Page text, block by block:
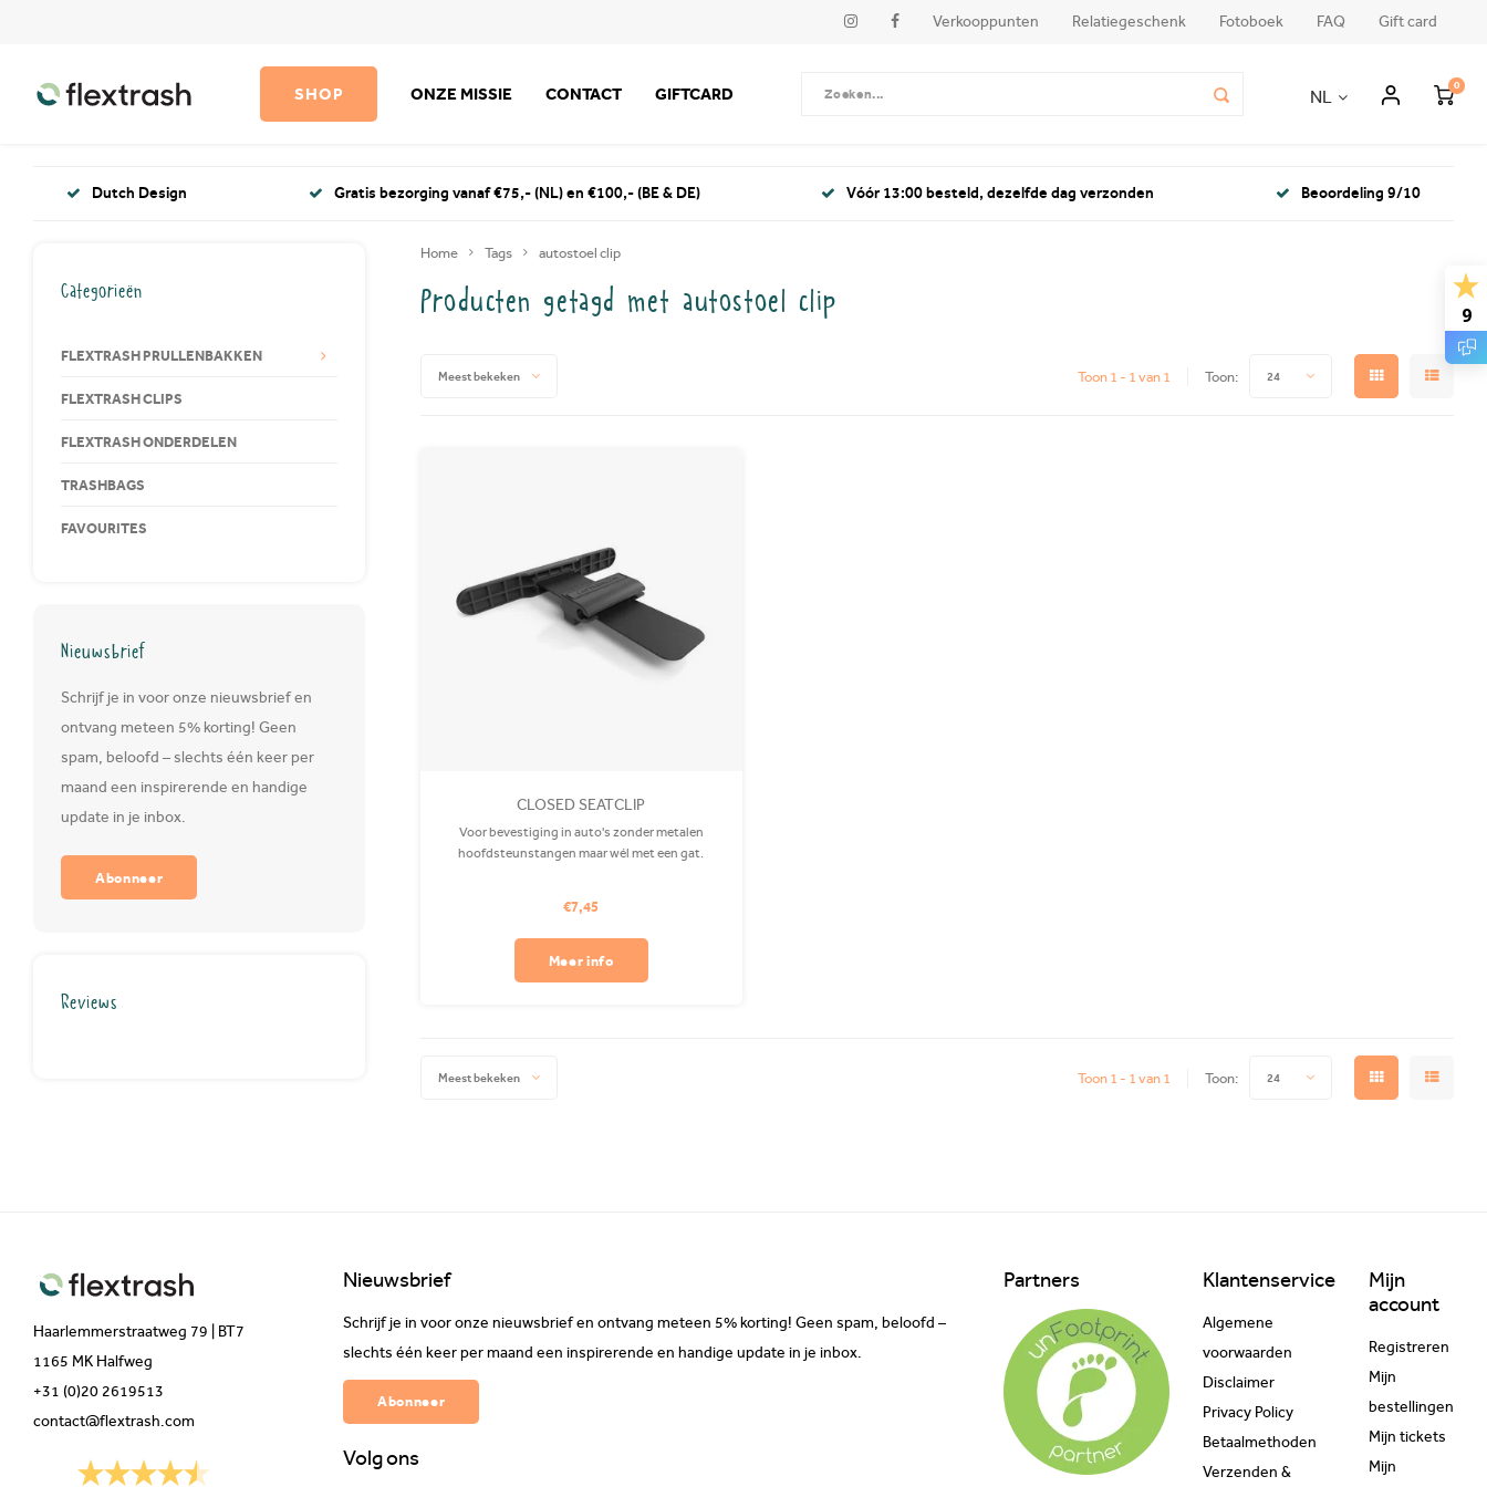
9
Verkooppunten Relatiegeschenk Fotoboek FAQ Gift card
SHOP ONZE MISSIE CONTACT GIFTCARD NL
0
Dutch Design Gratis bezorging vanaf €75,- (NL) en €100,- (BE & DE) Vóór 13:00 besteld, dezelfde dag verzonden Beoordeling 9/10
Categorieën
FLEXTRASH PRULLENBAKKEN
FLEXTRASH CLIPS
FLEXTRASH ONDERDELEN
TRASHBAGS
FAVOURITES
Nieuwsbrief
Schrijf je in voor onze nieuwsbrief en
ontvang meteen 5% korting! Geen
spam, beloofd – slechts één keer per
maand een inspirerende en handige
update in je inbox.
Abonneer
Reviews
Home Tags autostoel clip
Producten getagd met autostoel clip
Meest bekeken Toon 1 - 1 van 1 Toon: 24
CLOSED SEATCLIP
Voor bevestiging in auto's zonder metalen
hoofdsteunstangen maar wél met een gat.
€7,45
Meer info
Meest bekeken Toon 1 - 1 van 1 Toon: 24
Haarlemmerstraatweg 79 | BT7
1165 MK Halfweg
+31 (0)20 2619513
contact@flextrash.com
Nieuwsbrief
Schrijf je in voor onze nieuwsbrief en ontvang meteen 5% korting! Geen spam, beloofd –
slechts één keer per maand een inspirerende en handige update in je inbox.
Abonneer
Volg ons
Partners Klantenservice
Algemene
voorwaarden
Disclaimer
Privacy Policy
Betaalmethoden
Verzenden &
Mijn
account
Registreren
Mijn
bestellingen
Mijn tickets
Mijn